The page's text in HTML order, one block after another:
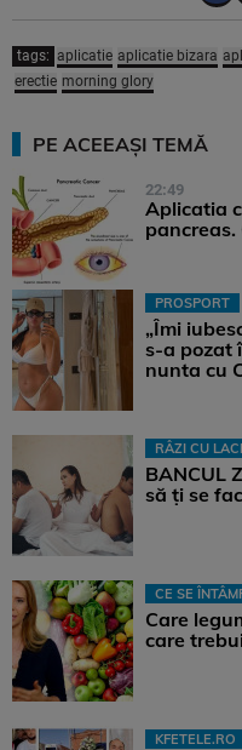
tags: aplicatie aplicatie bizara
erectie morning glory
PE ACEEAȘI TEMĂ
22:49
Aplicatia
PROSPORT
„Îmi
s-a pozat
nunta cu
RÂZI CU
BANCUL
să ți se
CE SE
Care
care
KFETELE.RO